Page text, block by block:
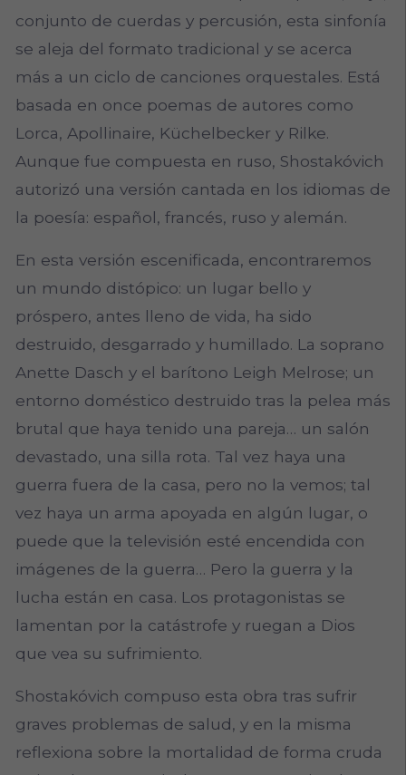
conjunto de cuerdas y percusión, esta sinfonía
se aleja del formato tradicional y se acerca
más a un ciclo de canciones orquestales. Está
basada en once poemas de autores como
Lorca, Apollinaire, Küchelbecker y Rilke.
Aunque fue compuesta en ruso, Shostakóvich
autorizó una versión cantada en los idiomas de
la poesía: español, francés, ruso y alemán.
En esta versión escenificada, encontraremos
un mundo distópico: un lugar bello y
próspero, antes lleno de vida, ha sido
destruido, desgarrado y humillado. La soprano
Anette Dasch y el barítono Leigh Melrose; un
entorno doméstico destruido tras la pelea más
brutal que haya tenido una pareja… un salón
devastado, una silla rota. Tal vez haya una
guerra fuera de la casa, pero no la vemos; tal
vez haya un arma apoyada en algún lugar, o
puede que la televisión esté encendida con
imágenes de la guerra… Pero la guerra y la
lucha están en casa. Los protagonistas se
lamentan por la catástrofe y ruegan a Dios
que vea su sufrimiento.
Shostakóvich compuso esta obra tras sufrir
graves problemas de salud, y en la misma
reflexiona sobre la mortalidad de forma cruda